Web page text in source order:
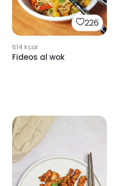
226
614 kcal
Fideos al wok